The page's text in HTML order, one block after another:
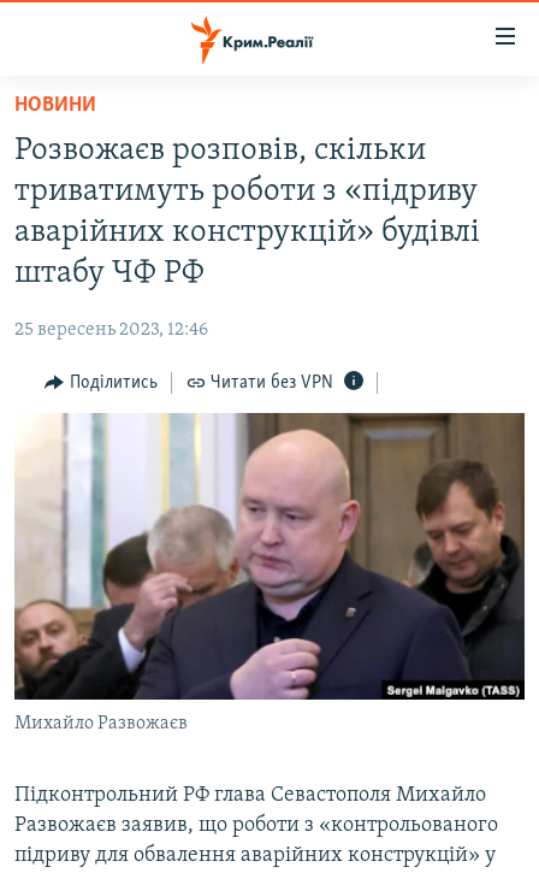
Перейти
основного
матеріалу
Перейти
до
основної
Перейти
пошуку
ВІДЕО ТА ФОТО
ПОЛІТИКА
ПОГЛЯД
ІНТЕРВ'Ю
ВСЕ ЗА ДЕНЬ
ВІДЕОУРОКИ «ELIFBE»
СВІДЧЕННЯ ОКУПАЦІЇ
УКРАЇНСЬКА ПРОБЛЕМА КРИМУ
ІНФОГРАФІКА
ЯК ОБІЙТИ БЛОКУВАННЯ
Qırımtatar
ДОЛУЧАЙСЯ!
Усі сайти RFE/RL
НОВИНИ
Розвожаєв розповів, скільки
триватимуть роботи з «підриву
аварійних конструкцій» будівлі
штабу ЧФ РФ
25 вересень 2023, 12:46
Поділитись Читати без VPN
Михайло Развожаєв
Підконтрольний РФ глава Севастополя Михайло
Развожаєв заявив, що роботи з «контрольованого
підриву для обвалення аварійних конструкцій» у